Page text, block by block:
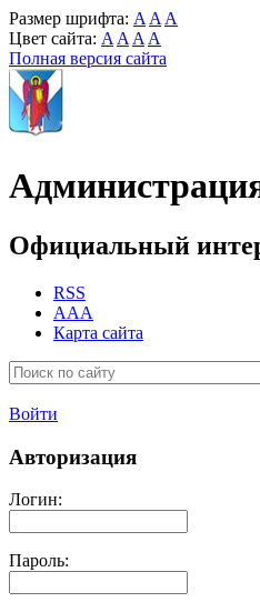
Размер шрифта: A A A
Цвет сайта: A A A A
Полная версия сайта
Официальный
RSS
AAA
Карта сайта
Войти
Авторизация
Логин:
Пароль: